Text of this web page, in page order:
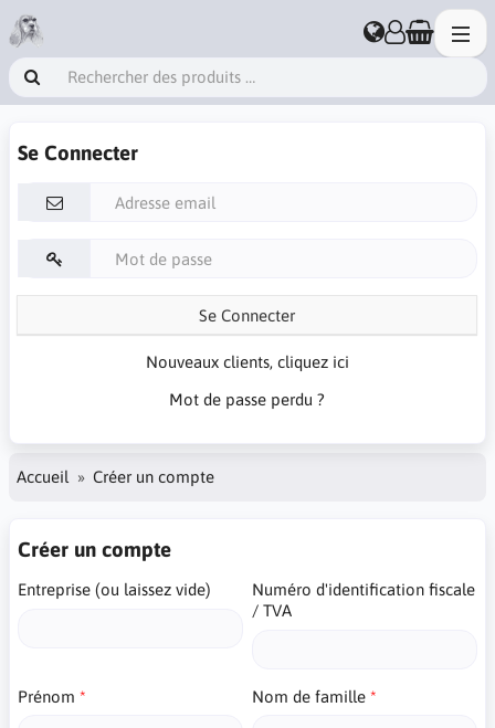
Se Connecter
Se Connecter
Nouveaux clients, cliquez ici
Mot de passe perdu ?
Accueil Créer un compte
Créer un compte
Entreprise (ou laissez vide)
Numéro d'identification fiscale
/ TVA
Prénom Nom de famille